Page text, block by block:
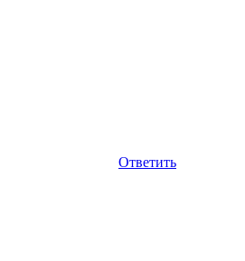
Ответить